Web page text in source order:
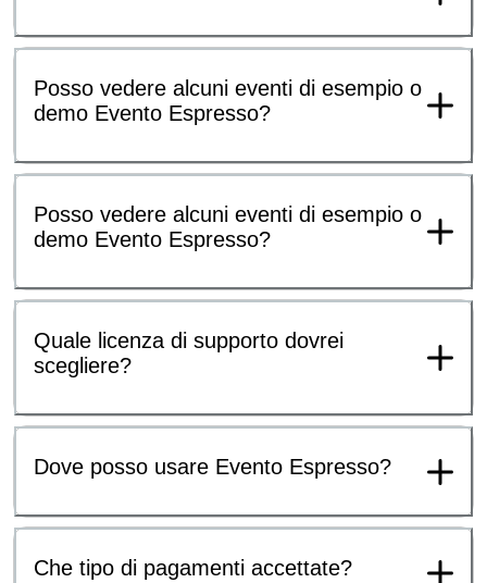
Posso vedere alcuni eventi di esempio o
demo Evento Espresso?
Posso vedere alcuni eventi di esempio o
demo Evento Espresso?
Quale licenza di supporto dovrei
scegliere?
Dove posso usare Evento Espresso?
Che tipo di pagamenti accettate?